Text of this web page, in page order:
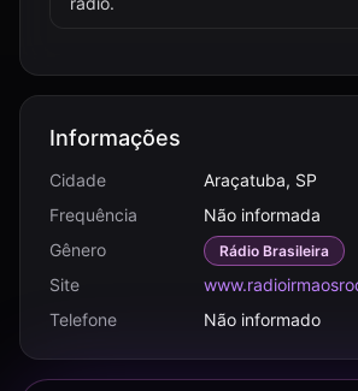
Informações
Cidade
Araçatuba, SP
Frequência
Não informada
Gênero
Rádio Brasileira
Site
Telefone
Não informado